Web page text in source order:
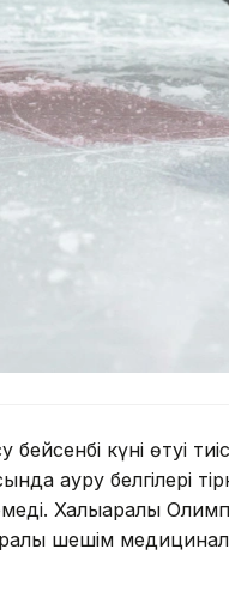
бейсенбі күні өтуі
ауру белгілері
Халықаралық
шешім